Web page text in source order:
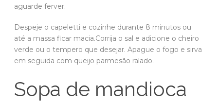
aguarde ferver.
Despeje o capeletti e cozinhe durante 8 minutos ou
até a massa ficar macia.Corrija o sal e adicione o cheiro
verde ou o tempero que desejar. Apague o fogo e sirva
em seguida com queijo parmesão ralado.
Sopa de mandioca